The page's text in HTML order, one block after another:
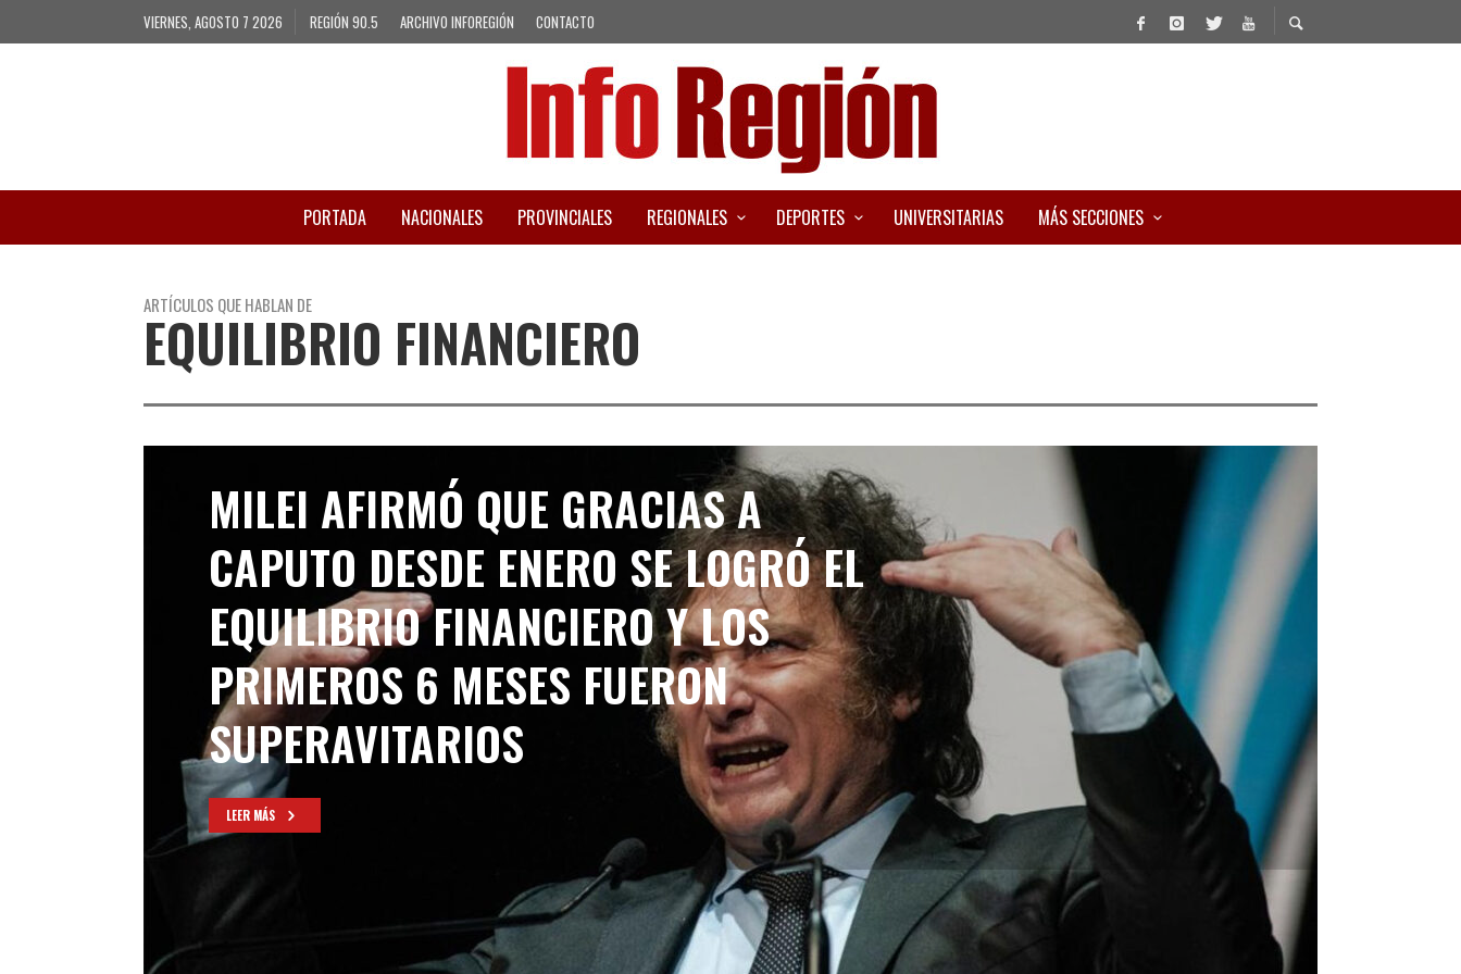
VIERNES, AGOSTO 7 2026 REGIÓN 90.5 ARCHIVO INFOREGIÓN CONTACTO
PORTADA NACIONALES PROVINCIALES REGIONALES DEPORTES UNIVERSITARIAS MÁS SECCIONES
ARTÍCULOS QUE HABLAN DE
EQUILIBRIO FINANCIERO
MILEI AFIRMÓ QUE GRACIAS A
CAPUTO DESDE ENERO SE LOGRÓ EL
EQUILIBRIO FINANCIERO Y LOS
PRIMEROS 6 MESES FUERON
SUPERAVITARIOS
LEER MÁS